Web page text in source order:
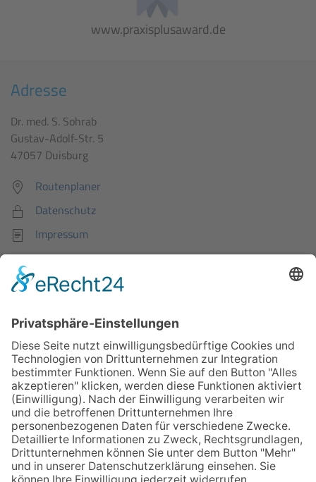
www.praxisplusaward.de
Adresse
Dr. med. S. Sohrab
Gustav-Adolf-Str. 5
47057 Duisburg
Routenplaner
Datenschutz
Impressum
Kontakt aufnehmen
0203 289015-31
Tel. Selbstzahler / Privatpatienten:
0203 289015-12
info@neudorfer-lungenpraxis.de
zum Kontaktformular
Sprechstunden